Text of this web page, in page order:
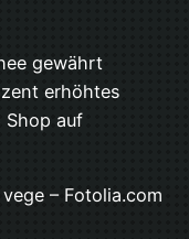
gewährt
erhöhtes
Shop auf
– Fotolia.com